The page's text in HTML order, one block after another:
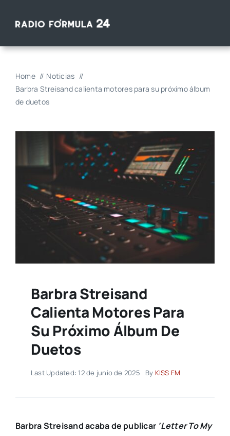
Home
Noticias
Barbra Streisand calienta motores para su próximo álbum
de duetos
Barbra Streisand
Calienta Motores Para
Su Próximo Álbum De
Duetos
Last Updated: 12 de junio de 2025 By KISS FM
Barbra Streisand acaba de publicar ‘Letter To My